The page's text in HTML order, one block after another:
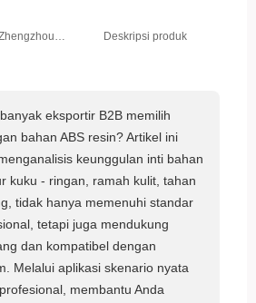
Deskripsi produk
eksportir B2B memilih
bahan ABS resin? Artikel ini
keunggulan inti bahan
kuku - ringan, ramah kulit, tahan
tidak hanya memenuhi standar
tetapi juga mendukung
dan kompatibel dengan
Melalui aplikasi skenario nyata
membantu Anda